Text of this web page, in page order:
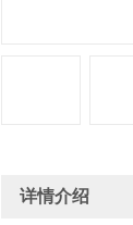
详情介绍